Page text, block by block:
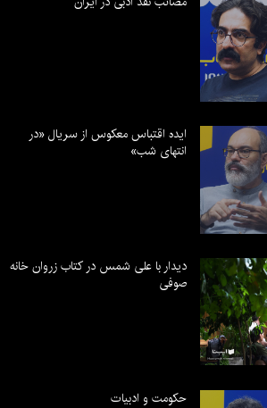
ایده اقتباس معکوس از سریال «در
انتهای شب»
دیدار با علی شمس در کتاب زروان خانه
صوفی
حکومت و ادبیات